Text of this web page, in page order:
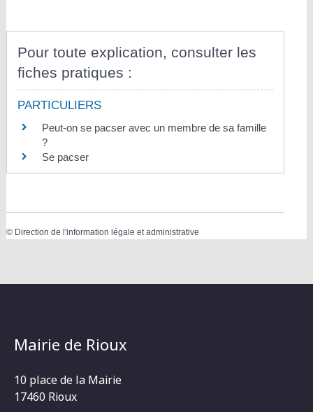
Pour toute explication, consulter les
fiches pratiques :
PARTICULIERS
Peut-on se pacser avec un membre de sa famille
?
Se pacser
© Direction de l'information légale et administrative
Mairie de Rioux
10 place de la Mairie
17460 Rioux